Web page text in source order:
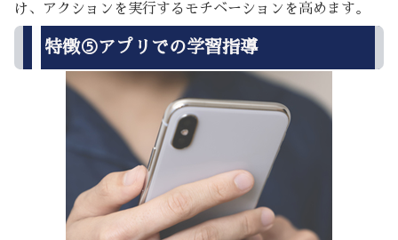
け、アクションを実行するモチベーションを高めます。
特徴⑤アプリでの学習指導